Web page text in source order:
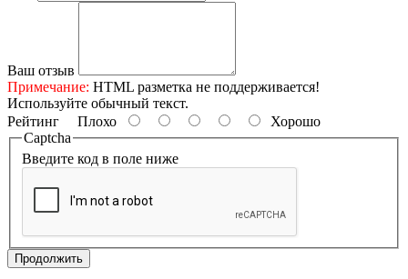
Ваш отзыв
Примечание: HTML разметка не поддерживается!
Используйте обычный текст.
Рейтинг Плохо
Хорошо
Captcha
Введите код в поле ниже
Продолжить